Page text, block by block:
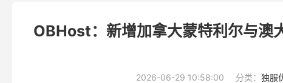
OBHost：新增加拿大蒙特利尔与澳
2026-06-29 10:58:00 分类： 独服